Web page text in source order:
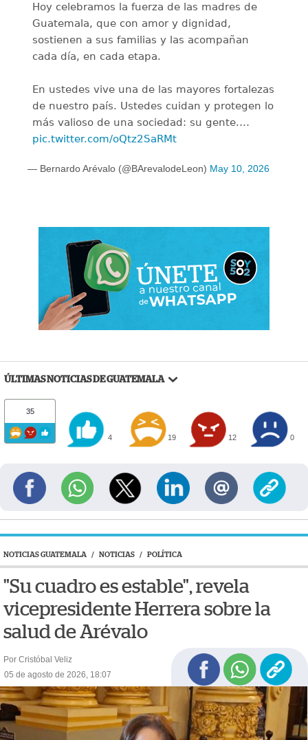
Hoy celebramos la fuerza de las madres de
Guatemala, que con amor y dignidad,
sostienen a sus familias y las acompañan
cada día, en cada etapa.
En ustedes vive una de las mayores fortalezas
de nuestro país. Ustedes cuidan y protegen lo
más valioso de una sociedad: su gente.…
pic.twitter.com/oQtz2SaRMt
— Bernardo Arévalo (@BArevalodeLeon) May 10, 2026
ÚLTIMAS NOTICIAS DE GUATEMALA
35
4 19 12 0
NOTICIAS GUATEMALA / NOTICIAS / POLÍTICA
"Su cuadro es estable", revela
vicepresidente Herrera sobre la
salud de Arévalo
Por Cristóbal Veliz
05 de agosto de 2026, 18:07